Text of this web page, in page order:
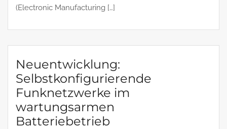
(Electronic Manufacturing […]
Neuentwicklung:
Selbstkonfigurierende
Funknetzwerke im
wartungsarmen
Batteriebetrieb